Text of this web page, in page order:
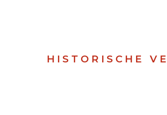
HISTORISCHE